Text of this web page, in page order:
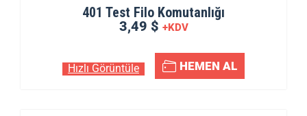
401 Test Filo Komutanlığı
3,49 $ +KDV
Hızlı Görüntüle HEMEN AL